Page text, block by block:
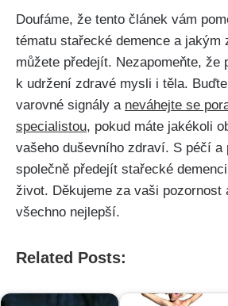
Doufáme, že tento článek vám
tématu stařecké demence a jakým
můžete předejít. Nezapomeňte, že
k udržení zdravé mysli i těla.
varovné signály a neváhejte se
specialistou, pokud máte jakékoli
vašeho duševního zdraví. S péčí a
společně předejít stařecké
život. Děkujeme za vaši pozornost
všechno nejlepší.
Related Posts: